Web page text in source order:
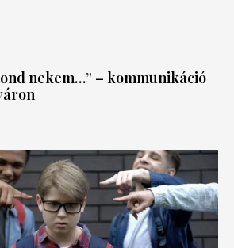
nekem…” – kommunikáció